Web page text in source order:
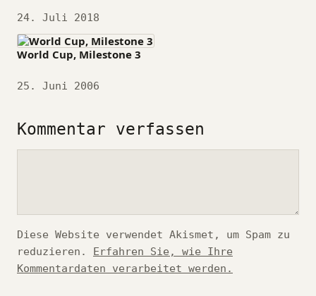
Datum
24. Juli 2018
World Cup, Milestone 3
Datum
25. Juni 2006
Kommentar verfassen
*
Diese Website verwendet Akismet, um Spam zu
reduzieren. Erfahren Sie, wie Ihre
Kommentardaten verarbeitet werden.